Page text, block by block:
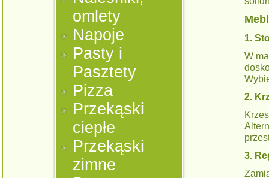
omlety
Napoje
Pasty i
Pasztety
Pizza
Przekąski
ciepłe
Przekąski
zimne
1.
W
2.
3.